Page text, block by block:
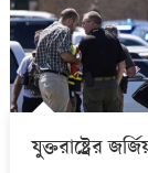
যুক্তরাষ্ট্রের